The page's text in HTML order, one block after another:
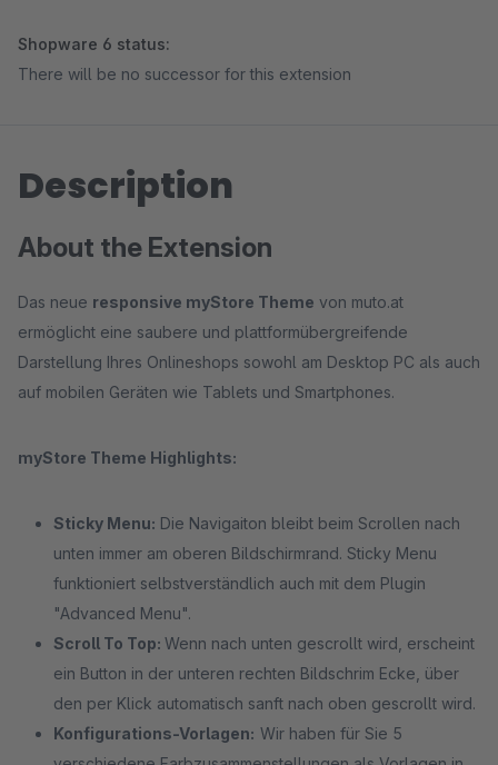
Shopware 6 status:
There will be no successor for this extension
Description
About the Extension
Das neue responsive myStore Theme von muto.at
ermöglicht eine saubere und plattformübergreifende
Darstellung Ihres Onlineshops sowohl am Desktop PC als auch
auf mobilen Geräten wie Tablets und Smartphones.
myStore Theme Highlights:
Sticky Menu: Die Navigaiton bleibt beim Scrollen nach
unten immer am oberen Bildschirmrand. Sticky Menu
funktioniert selbstverständlich auch mit dem Plugin
"Advanced Menu".
Scroll To Top: Wenn nach unten gescrollt wird, erscheint
ein Button in der unteren rechten Bildschrim Ecke, über
den per Klick automatisch sanft nach oben gescrollt wird.
Konfigurations-Vorlagen: Wir haben für Sie 5